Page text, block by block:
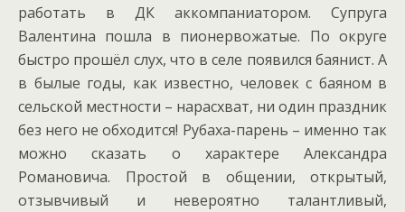
работать в ДК аккомпаниатором. Супруга
Валентина пошла в пионервожатые. По округе
быстро прошёл слух, что в селе появился баянист. А
в былые годы, как известно, человек с баяном в
сельской местности – нарасхват, ни один праздник
без него не обходится! Рубаха-парень – именно так
можно сказать о характере Александра
Романовича. Простой в общении, открытый,
отзывчивый и невероятно талантливый,